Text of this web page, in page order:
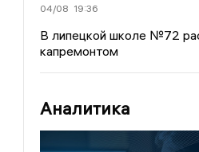
04/08 19:36
В липецкой школе №72
капремонтом
Аналитика